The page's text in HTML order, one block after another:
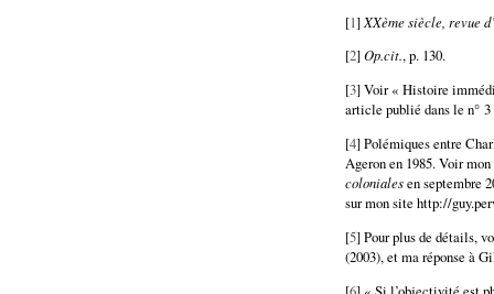
[1]XXème siècle, revue
[2]Op.cit., p. 130.
[3] Voir « Histoire
article publié dans le n°
[4] Polémiques entre
Ageron en 1985. Voir
colonialesen septembre
sur mon site http://
[5] Pour plus de détails,
(2003), et ma réponse à